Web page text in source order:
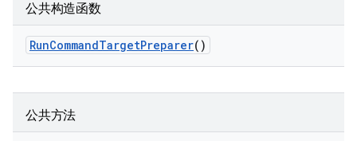
公共构造函数
RunCommandTargetPreparer()
公共方法